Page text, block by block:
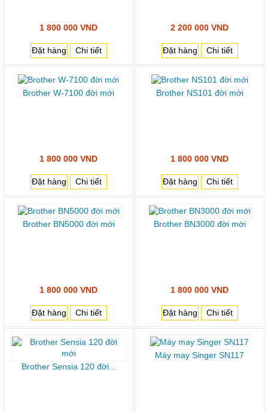
1 800 000 VND
Đặt hàng Chi tiết
2 200 000 VND
Đặt hàng Chi tiết
Brother W-7100 đời mới
1 800 000 VND
Đặt hàng Chi tiết
Brother NS101 đời mới
1 800 000 VND
Đặt hàng Chi tiết
Brother BN5000 đời mới
1 800 000 VND
Đặt hàng Chi tiết
Brother BN3000 đời mới
1 800 000 VND
Đặt hàng Chi tiết
Brother Sensia 120 đời...
Máy may Singer SN117